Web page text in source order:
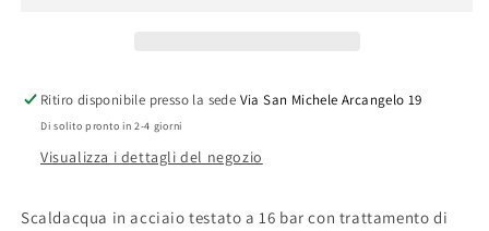
Ritiro disponibile presso la sede Via San Michele Arcangelo 19
Di solito pronto in 2-4 giorni
Visualizza i dettagli del negozio
Scaldacqua in acciaio testato a 16 bar con trattamento di